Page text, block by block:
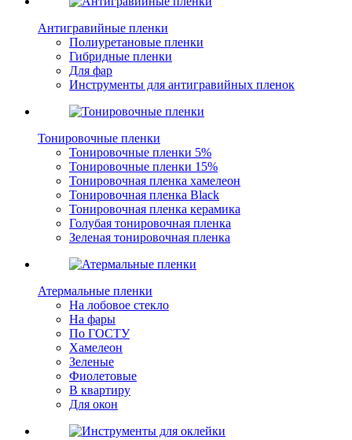
Антигравийные пленки
Полиуретановые пленки
Гибридные пленки
Для фар
Инструменты для антигравийных пленок
Тонировочные пленки
Тонировочные пленки 5%
Тонировочные пленки 15%
Тонировочная пленка хамелеон
Тонировочная пленка Black
Тонировочная пленка керамика
Голубая тонировочная пленка
Зеленая тонировочная пленка
Атермальные пленки
На лобовое стекло
На фары
По ГОСТУ
Хамелеон
Зеленые
Фиолетовые
В квартиру
Для окон